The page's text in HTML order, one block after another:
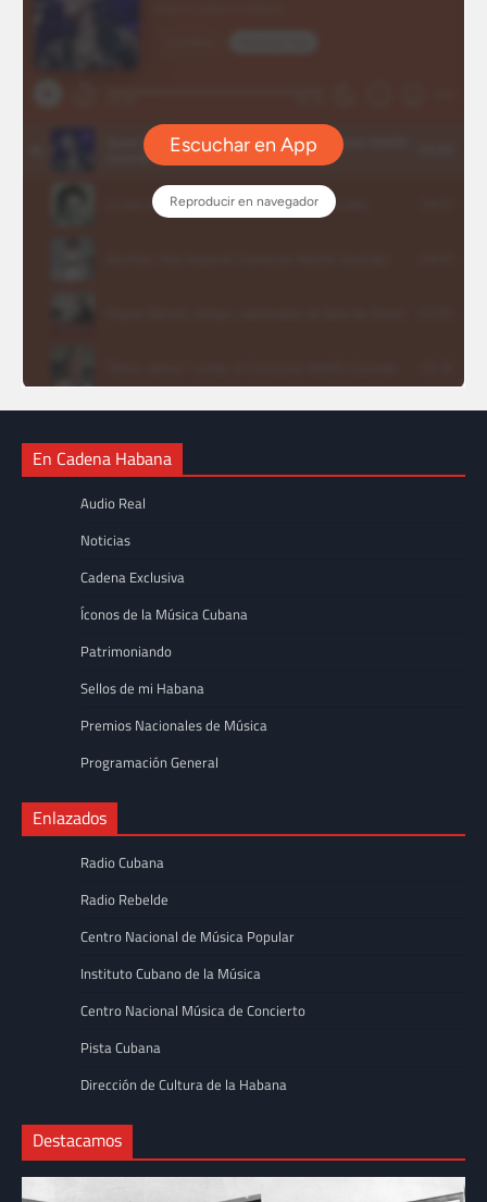
En Cadena Habana
Audio Real
Noticias
Cadena Exclusiva
Íconos de la Música Cubana
Patrimoniando
Sellos de mi Habana
Premios Nacionales de Música
Programación General
Enlazados
Radio Cubana
Radio Rebelde
Centro Nacional de Música Popular
Instituto Cubano de la Música
Centro Nacional Música de Concierto
Pista Cubana
Dirección de Cultura de la Habana
Destacamos